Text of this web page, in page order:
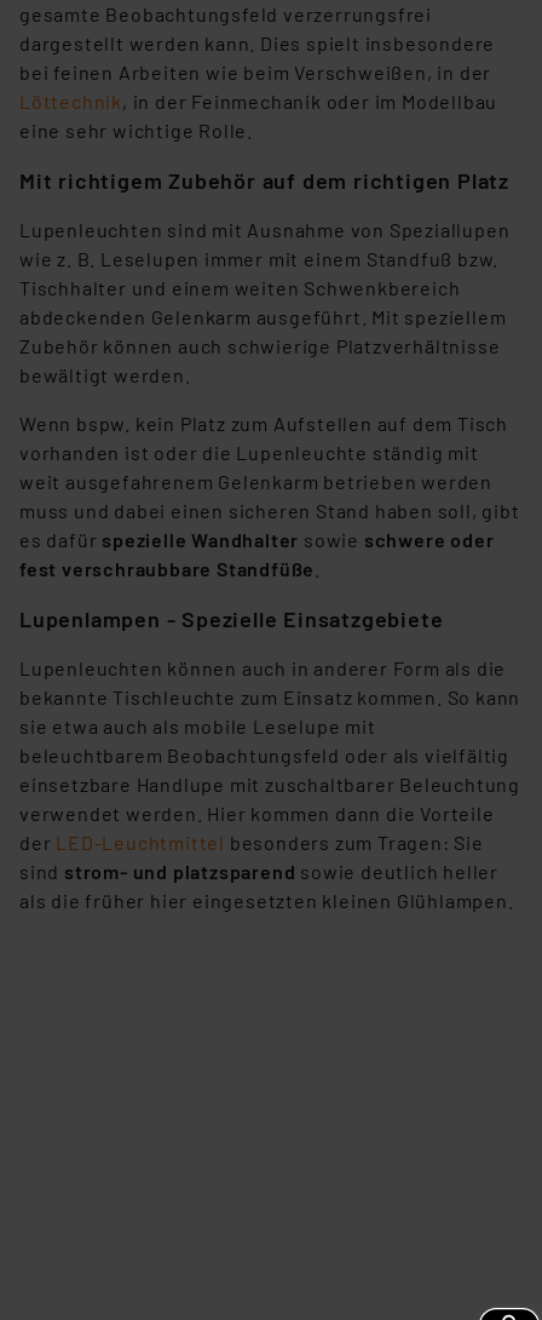
Überwachungsprogrammen verarbeiten, ohne dass
hiergegen Klagemöglichkeiten für Europäer bestehen.
Unsere Kooperation mit diesen Dienstleistern stützt
sich auf die Standarddatenschutzklauseln der
Europäischen Kommission sowie einer eigenen
insbesondere der Art der übermittelten Daten,
Datenschutzerklärung
gesamte Beobachtungsfeld verzerrungsfrei
dargestellt werden kann. Dies spielt insbesondere
bei feinen Arbeiten wie beim Verschweißen, in der
Löttechnik , in der Feinmechanik oder im Modellbau
eine sehr wichtige Rolle.
Mit richtigem Zubehör auf dem richtigen Platz
Lupenleuchten sind mit Ausnahme von Speziallupen
wie z. B. Leselupen immer mit einem Standfuß bzw.
Tischhalter und einem weiten Schwenkbereich
abdeckenden Gelenkarm ausgeführt. Mit speziellem
Zubehör können auch schwierige Platzverhältnisse
bewältigt werden.
Wenn bspw. kein Platz zum Aufstellen auf dem Tisch
vorhanden ist oder die Lupenleuchte ständig mit
weit ausgefahrenem Gelenkarm betrieben werden
muss und dabei einen sicheren Stand haben soll, gibt
es dafür spezielle Wandhalter sowie schwere oder
fest verschraubbare Standfüße
Lupenlampen - Spezielle Einsatzgebiete
Lupenleuchten können auch in anderer Form als die
bekannte Tischleuchte zum Einsatz kommen. So kann
sie etwa auch als mobile Leselupe mit
beleuchtbarem Beobachtungsfeld oder als vielfältig
einsetzbare Handlupe mit zuschaltbarer Beleuchtung
verwendet werden. Hier kommen dann die Vorteile
der LED-Leuchtmittel besonders zum Tragen: Sie
sind strom- und platzsparend sowie deutlich heller
als die früher hier eingesetzten kleinen Glühlampen.